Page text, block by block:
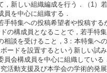
新しい組織編成を行う．（1）
を中心に組織する．
特集への投稿希望者や投稿す
構成員となることで，若手特
談を受けること，3：本特集へ
ードを設置するという新しい試
会構成員を中心に組織してい
活動支援及び本学会の学術的発